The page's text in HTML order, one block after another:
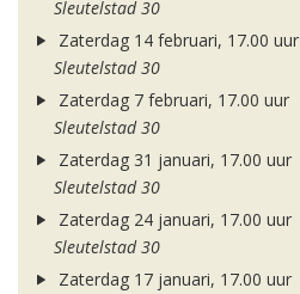
Sleutelstad 30
Zaterdag 14 februari, 17.00 uur
Sleutelstad 30
Zaterdag 7 februari, 17.00 uur
Sleutelstad 30
Zaterdag 31 januari, 17.00 uur
Sleutelstad 30
Zaterdag 24 januari, 17.00 uur
Sleutelstad 30
Zaterdag 17 januari, 17.00 uur